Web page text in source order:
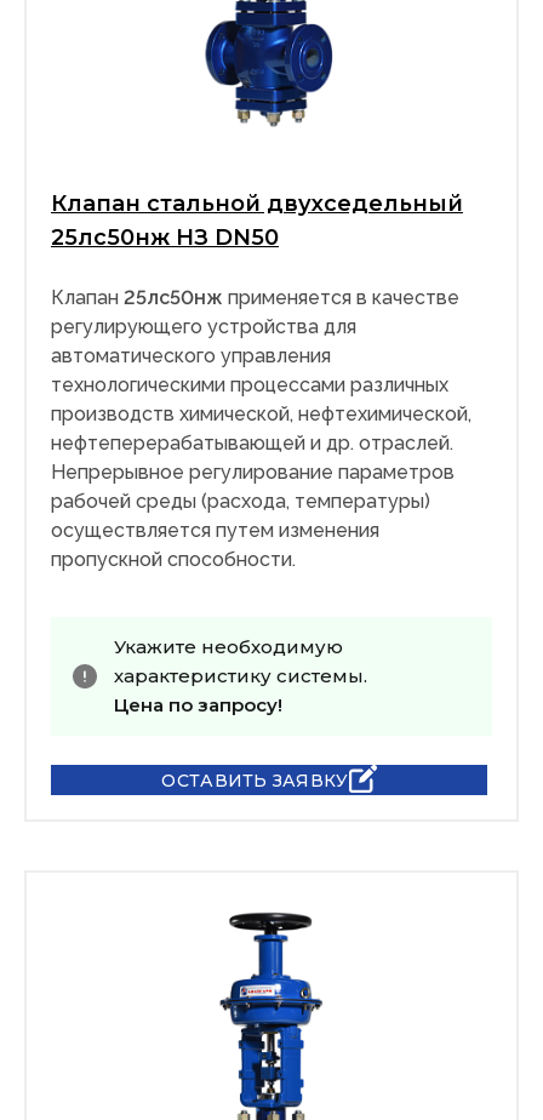
Клапан стальной двухседельный
25лс50нж НЗ DN50
Клапан 25лс50нж применяется в качестве
регулирующего устройства для
автоматического управления
технологическими процессами различных
производств химической, нефтехимической,
нефтеперерабатывающей и др. отраслей.
Непрерывное регулирование параметров
рабочей среды (расхода, температуры)
осуществляется путем изменения
пропускной способности.
Укажите необходимую
характеристику системы.
Цена по запросу!
ОСТАВИТЬ ЗАЯВКУ